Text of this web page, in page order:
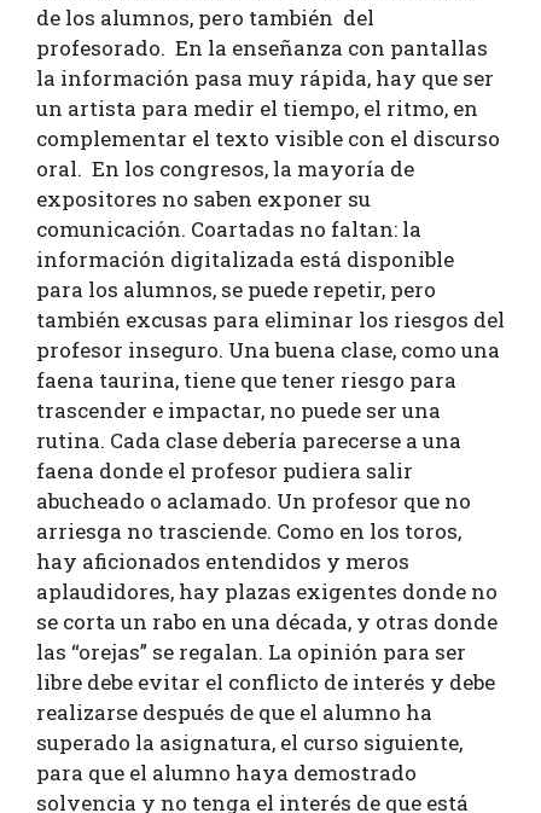
de los alumnos, pero también del
profesorado. En la enseñanza con pantallas
la información pasa muy rápida, hay que ser
un artista para medir el tiempo, el ritmo, en
complementar el texto visible con el discurso
oral. En los congresos, la mayoría de
expositores no saben exponer su
comunicación. Coartadas no faltan: la
información digitalizada está disponible
para los alumnos, se puede repetir, pero
también excusas para eliminar los riesgos del
profesor inseguro. Una buena clase, como una
faena taurina, tiene que tener riesgo para
trascender e impactar, no puede ser una
rutina. Cada clase debería parecerse a una
faena donde el profesor pudiera salir
abucheado o aclamado. Un profesor que no
arriesga no trasciende. Como en los toros,
hay aficionados entendidos y meros
aplaudidores, hay plazas exigentes donde no
se corta un rabo en una década, y otras donde
las “orejas” se regalan. La opinión para ser
libre debe evitar el conflicto de interés y debe
realizarse después de que el alumno ha
superado la asignatura, el curso siguiente,
para que el alumno haya demostrado
solvencia y no tenga el interés de que está